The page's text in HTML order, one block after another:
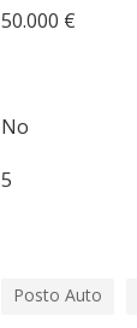
50.000 €
No
5
Posto Auto